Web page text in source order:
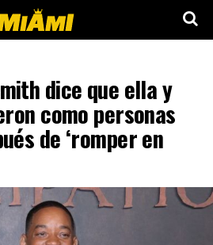
dice que ella y
como personas
de ‘romper en